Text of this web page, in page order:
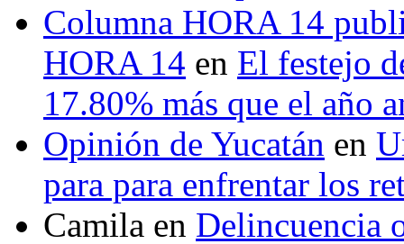
Columna HORA 14
HORA 14 en El festejo
17.80% más que el año
Opinión de Yucatán en
para para enfrentar los
Camila en Delincuencia